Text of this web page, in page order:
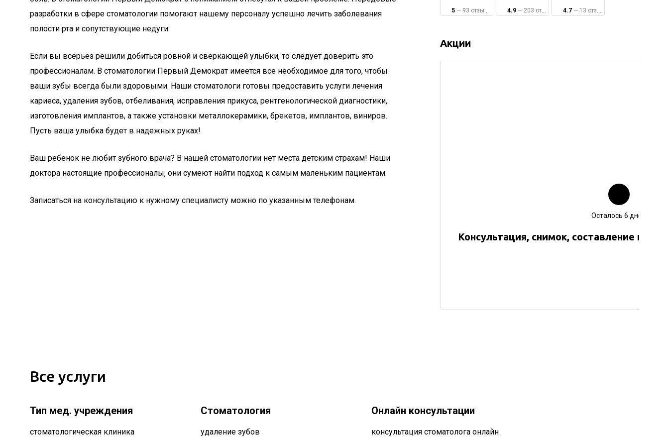
разработки в сфере стоматологии помогают нашему персоналу успешно лечить заболевания
полости рта и сопутствующие недуги.
Если вы всерьез решили добиться ровной и сверкающей улыбки, то следует доверить это
профессионалам. В стоматологии Первый Демократ имеется все необходимое для того, чтобы
ваши зубы всегда были здоровыми. Наши стоматологи готовы предоставить услуги лечения
кариеса, удаления зубов, отбеливания, исправления прикуса, рентгенологической диагностики,
изготовления имплантов, а также установки металлокерамики, брекетов, имплантов, виниров.
Пусть ваша улыбка будет в надежных руках!
Ваш ребенок не любит зубного врача? В нашей стоматологии нет места детским страхам! Наши
доктора настоящие профессионалы, они сумеют найти подход к самым маленьким пациентам.
Записаться на консультацию к нужному специалисту можно по указанным телефонам.
5 — 93 отзывa 4.9 — 203 отзывa 4.7 — 13 отзывов
Акции
Осталось 6 дней
Консультация, снимок, составление
Все услуги
Тип мед. учреждения
стоматологическая клиника
Стоматология
удаление зубов
Онлайн консультации
консультация стоматолога онлайн